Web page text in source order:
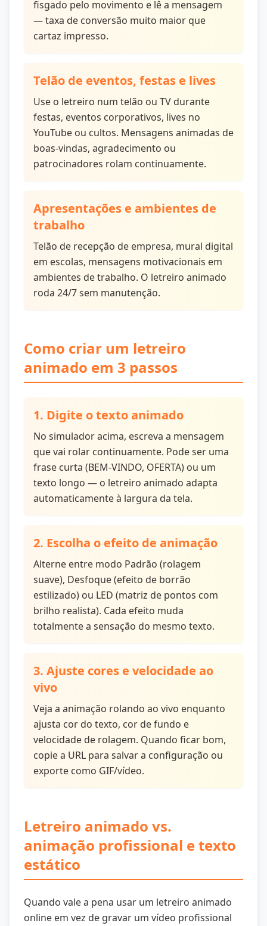
fisgado pelo movimento e lê a mensagem
— taxa de conversão muito maior que
cartaz impresso.
Telão de eventos, festas e lives
Use o letreiro num telão ou TV durante
festas, eventos corporativos, lives no
YouTube ou cultos. Mensagens animadas de
boas-vindas, agradecimento ou
patrocinadores rolam continuamente.
Apresentações e ambientes de
trabalho
Telão de recepção de empresa, mural digital
em escolas, mensagens motivacionais em
ambientes de trabalho. O letreiro animado
roda 24/7 sem manutenção.
Como criar um letreiro
animado em 3 passos
1. Digite o texto animado
No simulador acima, escreva a mensagem
que vai rolar continuamente. Pode ser uma
frase curta (BEM-VINDO, OFERTA) ou um
texto longo — o letreiro animado adapta
automaticamente à largura da tela.
2. Escolha o efeito de animação
Alterne entre modo Padrão (rolagem
suave), Desfoque (efeito de borrão
estilizado) ou LED (matriz de pontos com
brilho realista). Cada efeito muda
totalmente a sensação do mesmo texto.
3. Ajuste cores e velocidade ao
vivo
Veja a animação rolando ao vivo enquanto
ajusta cor do texto, cor de fundo e
velocidade de rolagem. Quando ficar bom,
copie a URL para salvar a configuração ou
exporte como GIF/vídeo.
Letreiro animado vs.
animação profissional e texto
estático
Quando vale a pena usar um letreiro animado
online em vez de gravar um vídeo profissional